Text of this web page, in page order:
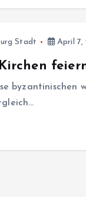
Stadt April 7,
byzantinischen